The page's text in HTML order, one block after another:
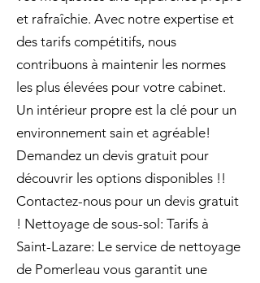
et rafraîchie. Avec notre expertise et
des tarifs compétitifs, nous
contribuons à maintenir les normes
les plus élevées pour votre cabinet.
Un intérieur propre est la clé pour un
environnement sain et agréable!
Demandez un devis gratuit pour
découvrir les options disponibles !!
Contactez-nous pour un devis gratuit
! Nettoyage de sous-sol: Tarifs à
Saint-Lazare: Le service de nettoyage
de Pomerleau vous garantit une